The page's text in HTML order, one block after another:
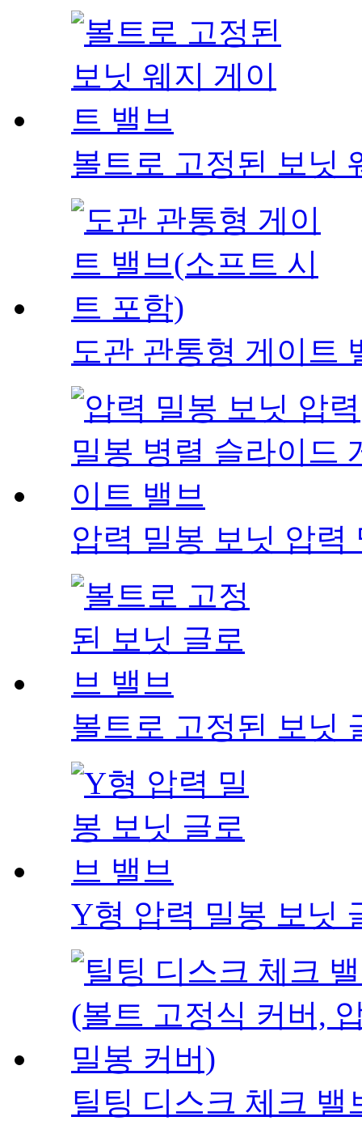
볼트로 고정된 보닛
도관 관통형 게이트
압력 밀봉 보닛 압력
볼트로 고정된 보닛
Y형 압력 밀봉 보닛
틸팅 디스크 체크